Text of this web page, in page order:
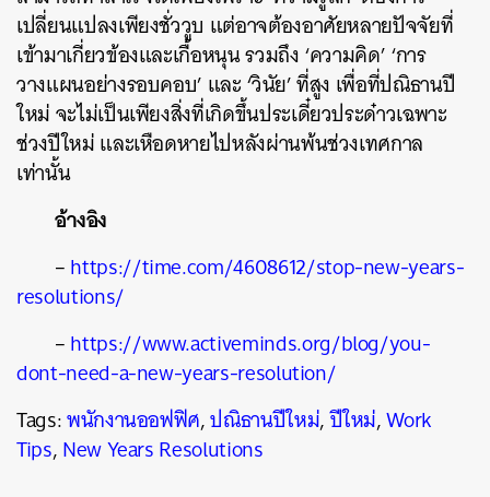
เปลี่ยนแปลงเพียงชั่ววูบ แต่อาจต้องอาศัยหลายปัจจัยที่
เข้ามาเกี่ยวข้องและเกื้อหนุน รวมถึง ‘ความคิด’ ‘การ
วางแผนอย่างรอบคอบ’ และ ‘วินัย’ ที่สูง เพื่อที่ปณิธานปี
ใหม่ จะไม่เป็นเพียงสิ่งที่เกิดขึ้นประเดี๋ยวประด๋าวเฉพาะ
ช่วงปีใหม่ และเหือดหายไปหลังผ่านพ้นช่วงเทศกาล
เท่านั้น
อ้างอิง
–https://time.com/4608612/stop-new-years-
resolutions/
–https://www.activeminds.org/blog/you-
dont-need-a-new-years-resolution/
Tags:พนักงานออฟฟิศ,ปณิธานปีใหม่,ปีใหม่,Work
Tips,New Years Resolutions